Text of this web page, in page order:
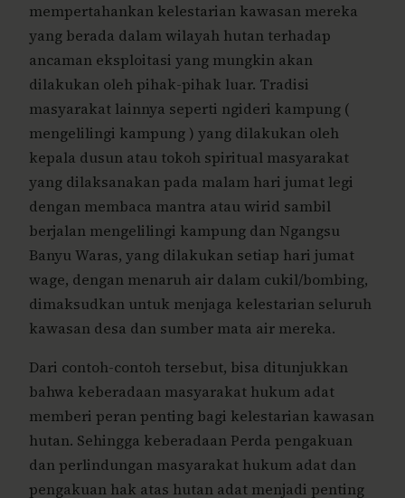
mempertahankan kelestarian kawasan mereka
yang berada dalam wilayah hutan terhadap
ancaman eksploitasi yang mungkin akan
dilakukan oleh pihak-pihak luar. Tradisi
masyarakat lainnya seperti ngideri kampung (
mengelilingi kampung ) yang dilakukan oleh
kepala dusun atau tokoh spiritual masyarakat
yang dilaksanakan pada malam hari jumat legi
dengan membaca mantra atau wirid sambil
berjalan mengelilingi kampung dan Ngangsu
Banyu Waras, yang dilakukan setiap hari jumat
wage, dengan menaruh air dalam cukil/bombing,
dimaksudkan untuk menjaga kelestarian seluruh
kawasan desa dan sumber mata air mereka.
Dari contoh-contoh tersebut, bisa ditunjukkan
bahwa keberadaan masyarakat hukum adat
memberi peran penting bagi kelestarian kawasan
hutan. Sehingga keberadaan Perda pengakuan
dan perlindungan masyarakat hukum adat dan
pengakuan hak atas hutan adat menjadi penting